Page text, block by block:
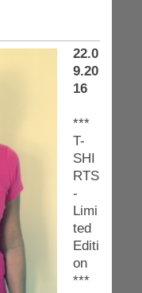
22.0
9.20
16
***
T-
SHI
RTS
-
Limi
ted
Editi
on
***